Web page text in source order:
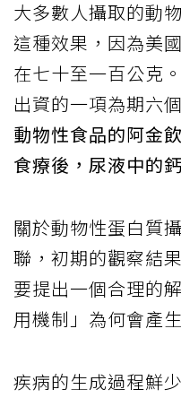
大多數人攝取的動
這種效果，因為美
在七十至一百公克
出資的一項為期六
動物性食品的阿金
食療後，尿液中的
關於動物性蛋白質
聯，初期的觀察結
要提出一個合理的
用機制」為何會
疾病的生成過程鮮